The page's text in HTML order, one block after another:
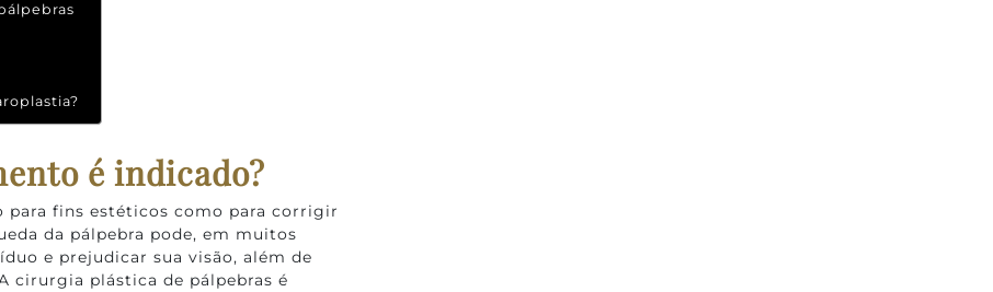
é indicado?
para fins estéticos como para corrigir
da pálpebra pode, em muitos
e prejudicar sua visão, além de
cirurgia plástica de pálpebras é